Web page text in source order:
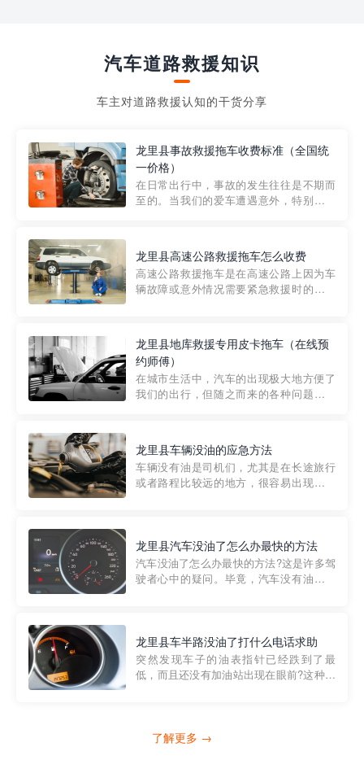
汽车道路救援知识
车主对道路救援认知的干货分享
龙里县事故救援拖车收费标准（全国统
一价格）
在日常出行中，事故的发生往往是不期而
至的。当我们的爱车遭遇意外，特别是在
细解析一下市区事故救援拖车的收费标
准，以及在选用拖车服务时应注...
龙里县高速公路救援拖车怎么收费
高速公路救援拖车是在高速公路上因为车
辆故障或意外情况需要紧急救援时的必备
路救援拖车的收费标准是由当地交通管理
部门制定的。起步价通...
龙里县地库救援专用皮卡拖车（在线预
约师傅）
在城市生活中，汽车的出现极大地方便了
我们的出行，但随之而来的各种问题也让
紧急情况下，我们需要一种高效可靠的救
援方式。而这时，地库救援专...
龙里县车辆没油的应急方法
车辆没有油是司机们，尤其是在长途旅行
或者路程比较远的地方，很容易出现这种
的送油师傅，解决没油的紧急情况。 首
先，让我们来了解一下穿...
龙里县汽车没油了怎么办最快的方法
汽车没油了怎么办最快的方法?这是许多驾
驶者心中的疑问。毕竟，汽车没有油就无
越者小程序是一款专门解决汽车没油问题
的在线服务平台。通过...
龙里县车半路没油了打什么电话求助
突然发现车子的油表指针已经跌到了最
低，而且还没有加油站出现在眼前?这种情
打4006363122请求送油人员来帮助你。
了解更多 →